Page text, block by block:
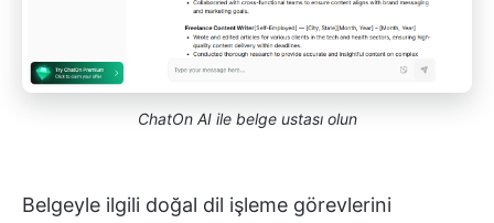
ChatOn AI ile belge ustası olun
Belgeyle ilgili doğal dil işleme görevlerini